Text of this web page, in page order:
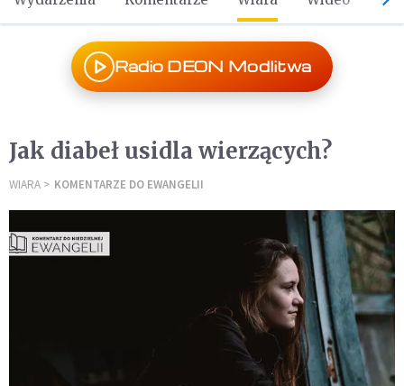
Radio DEON Modlitwa
Jak diabeł usidla wierzących?
WIARA KOMENTARZE DO EWANGELII